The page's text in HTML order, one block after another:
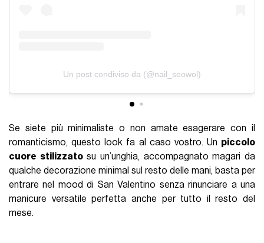
Un post condiviso da (@nail_seowol)
Se siete più minimaliste o non amate esagerare con il
romanticismo, questo look fa al caso vostro. Un piccolo
cuore stilizzatosu un’unghia, accompagnato magari da
qualche decorazione minimal sul resto delle mani, basta per
entrare nel mood di San Valentino senza rinunciare a una
manicure versatile perfetta anche per tutto il resto del
mese.